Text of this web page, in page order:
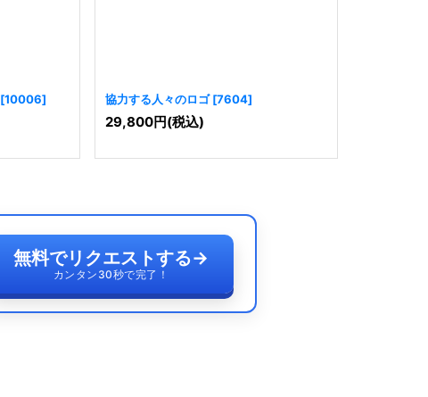
[10006] 協力する人々のロゴ [7604]
29,800円(税込)
無料でリクエストする→
カンタン30秒で完了！